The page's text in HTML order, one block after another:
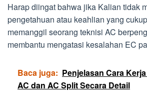
Harap diingat bahwa jika Kalian tidak
pengetahuan atau keahlian yang
memanggil seorang teknisi AC
membantu mengatasi kesalahan EC
Baca juga: Penjelasan Cara
AC dan AC Split Secara Detail